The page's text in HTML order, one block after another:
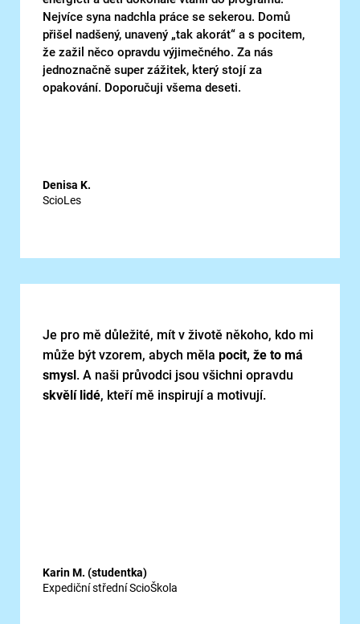
Nejvíce syna nadchla práce se sekerou. Domů
přišel nadšený, unavený „tak akorát“ a s pocitem,
že zažil něco opravdu výjimečného. Za nás
jednoznačně super zážitek, který stojí za
opakování. Doporučuji všema deseti.
Denisa K.
ScioLes
Je pro mě důležité, mít v životě někoho, kdo mi
může být vzorem, abych měla pocit, že to má
smysl. A naši průvodci jsou všichni opravdu
skvělí lidé, kteří mě inspirují a motivují.
Karin M. (studentka)
Expediční střední ScioŠkola